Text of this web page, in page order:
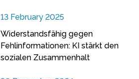
13 February 2025
Widerstandsfähig gegen
Fehlinformationen: KI stärkt den
sozialen Zusammenhalt